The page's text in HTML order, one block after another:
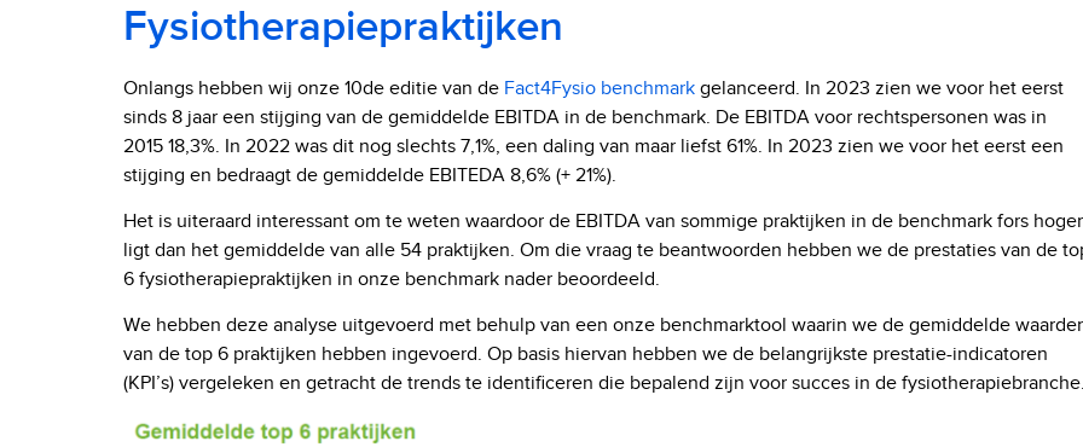
Fysiotherapiepraktijken
Onlangs hebben wij onze 10de editie van de Fact4Fysio benchmark gelanceerd. In 2023 zien we voor het eerst
sinds 8 jaar een stijging van de gemiddelde EBITDA in de benchmark. De EBITDA voor rechtspersonen was in
2015 18,3%. In 2022 was dit nog slechts 7,1%, een daling van maar liefst 61%. In 2023 zien we voor het eerst een
stijging en bedraagt de gemiddelde EBITEDA 8,6% (+ 21%).
Het is uiteraard interessant om te weten waardoor de EBITDA van sommige praktijken in de benchmark fors hoger
ligt dan het gemiddelde van alle 54 praktijken. Om die vraag te beantwoorden hebben we de prestaties van de
6 fysiotherapiepraktijken in onze benchmark nader beoordeeld.
We hebben deze analyse uitgevoerd met behulp van een onze benchmarktool waarin we de gemiddelde
van de top 6 praktijken hebben ingevoerd. Op basis hiervan hebben we de belangrijkste prestatie-indicatoren
(KPI’s) vergeleken en getracht de trends te identificeren die bepalend zijn voor succes in de